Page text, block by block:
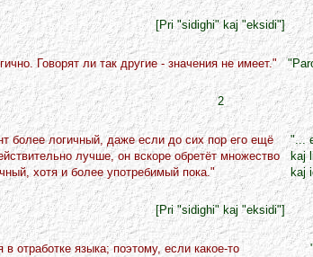
[Pri "sidighi" kaj "eksidi"]
Говорят ли так другие - значения не имеет."
2
более логичный, даже если до сих пор его ещё
лучше, он вскоре обретёт множество
хотя и более употребимый пока."
"...
kaj
kaj
[Pri "sidighi" kaj "eksidi"]
отработке языка; поэтому, если какое-то